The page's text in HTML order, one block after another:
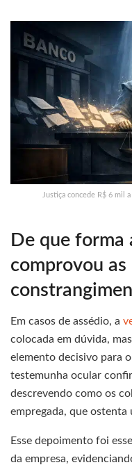
Justiça concede R$ 6 mil
De que forma
comprovou as
Em casos de assédio, a
colocada em dúvida,
elemento decisivo para
testemunha ocular
descrevendo como os
empregada, que
Esse depoimento foi
da empresa,